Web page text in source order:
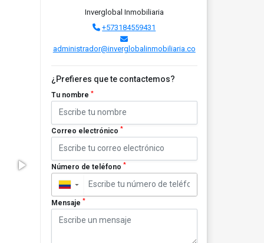
Inverglobal Inmobiliaria
+573184559431
administrador@inverglobalinmobiliaria.co
¿Prefieres que te contactemos?
Tu nombre *
Correo electrónico *
Número de teléfono *
▼
Mensaje *